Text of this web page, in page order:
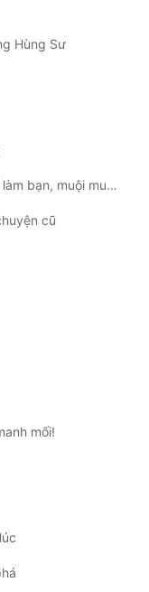
Hùng Sư
Chương 42: Có thể ngọt ngào có thể làm bạn, muội muội!
cũ
mối!